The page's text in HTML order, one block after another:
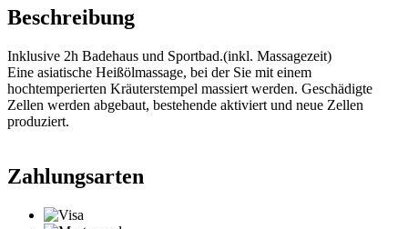
Beschreibung
Inklusive 2h Badehaus und Sportbad.(inkl. Massagezeit)
Eine asiatische Heißölmassage, bei der Sie mit einem
hochtemperierten Kräuterstempel massiert werden. Geschädigte
Zellen werden abgebaut, bestehende aktiviert und neue Zellen
produziert.
Zahlungsarten